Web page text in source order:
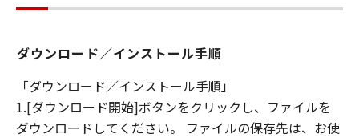
ダウンロード／インストール手順
「ダウンロード／インストール手順」
1.[ダウンロード開始]ボタンをクリックし、ファイルを
ダウンロードしてください。 ファイルの保存先は、お使